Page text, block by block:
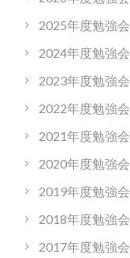
2025年度勉強会
2024年度勉強会
2023年度勉強会
2022年度勉強会
2021年度勉強会
2020年度勉強会
2019年度勉強会
2018年度勉強会
2017年度勉強会